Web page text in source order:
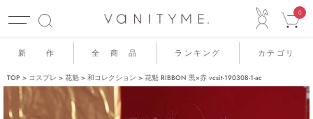
0
新 作 全 商 品 ランキング カテゴリ
TOP コスプレ 花魁 和コレクション 花魁 RIBBON 黒×赤 vcsit-190308-1-ac